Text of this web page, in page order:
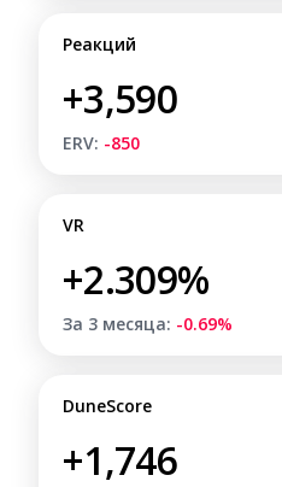
Реакций
+3,590
ERV: -850
VR
+2.309%
За 3 месяца: -0.69%
DuneScore
+1,746